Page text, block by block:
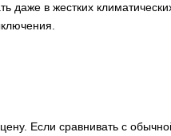
даже в жестких
Если сравнивать с